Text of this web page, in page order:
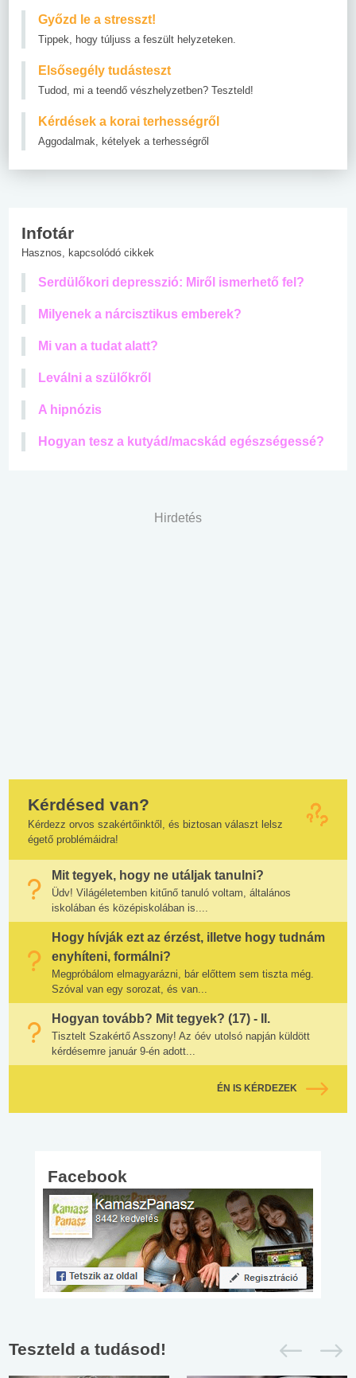
Győzd le a stresszt!
Tippek, hogy túljuss a feszült helyzeteken.
Elsősegély tudásteszt
Tudod, mi a teendő vészhelyzetben? Teszteld!
Kérdések a korai terhességről
Aggodalmak, kételyek a terhességről
Infotár
Hasznos, kapcsolódó cikkek
Serdülőkori depresszió: Miről ismerhető fel?
Milyenek a nárcisztikus emberek?
Mi van a tudat alatt?
Leválni a szülőkről
A hipnózis
Hogyan tesz a kutyád/macskád egészségessé?
Hirdetés
Kérdésed van?
Kérdezz orvos szakértőinktől, és biztosan választ lelsz
égető problémáidra!
Mit tegyek, hogy ne utáljak tanulni?
Üdv! Világéletemben kitűnő tanuló voltam, általános
iskolában és középiskolában is....
Hogy hívják ezt az érzést, illetve hogy tudnám
enyhíteni, formálni?
Megpróbálom elmagyarázni, bár előttem sem tiszta még.
Szóval van egy sorozat, és van...
Hogyan tovább? Mit tegyek? (17) - II.
Tisztelt Szakértő Asszony! Az óév utolsó napján küldött
kérdésemre január 9-én adott...
ÉN IS KÉRDEZEK
Facebook
Teszteld a tudásod!